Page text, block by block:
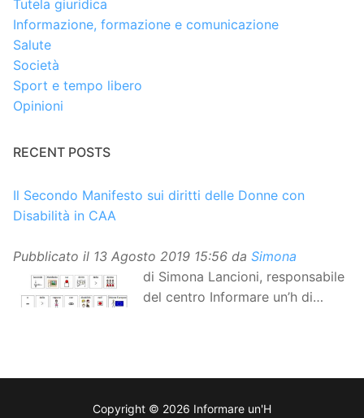
Tutela giuridica
Informazione, formazione e comunicazione
Salute
Società
Sport e tempo libero
Opinioni
RECENT POSTS
Il Secondo Manifesto sui diritti delle Donne con
Disabilità in CAA
Pubblicato il 13 Agosto 2019 15:56 da Simona
di Simona Lancioni, responsabile
del centro Informare un’h di
aumentativa alternativa (CAA) del “Secondo Manifesto
Copyright © 2026 Informare un'H